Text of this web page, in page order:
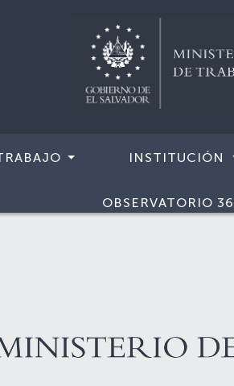
INSTITUCIÓN
OBSERVATORIO